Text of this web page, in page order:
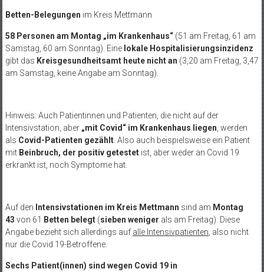
Betten-Belegungen im Kreis Mettmann
58 Personen am Montag „im Krankenhaus“ (51 am Freitag, 61 am
Samstag, 60 am Sonntag). Eine lokale Hospitalisierungsinzidenz
gibt das Kreisgesundheitsamt heute nicht an (3,20 am Freitag, 3,47
am Samstag, keine Angabe am Sonntag).
Hinweis: Auch Patientinnen und Patienten, die nicht auf der
Intensivstation, aber „mit Covid“ im Krankenhaus liegen , werden
als Covid-Patienten gezählt. Also auch beispielsweise ein Patient
mit Beinbruch, der positiv getestetist, aber weder an Covid 19
erkrankt ist, noch Symptome hat.
Auf den Intensivstationen im Kreis Mettmann sind am Montag
43 von 61 Betten belegt(sieben weniger als am Freitag). Diese
Angabe bezieht sich allerdings auf alle Intensivpatienten , also nicht
nur die Covid 19-Betroffene.
Sechs Patient(innen) sind wegen Covid 19 in